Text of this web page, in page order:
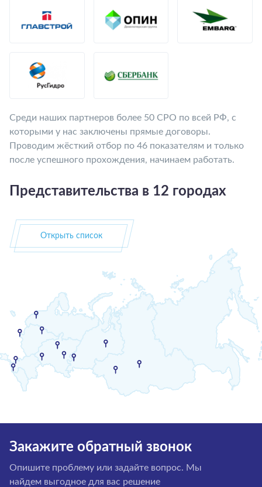
Среди наших партнеров более 50 СРО по всей РФ, с
которыми у нас заключены прямые договоры.
Проводим жёсткий отбор по 46 показателям и только
после успешного прохождения, начинаем работать.
Представительства в 12 городах
Открыть список
Закажите обратный звонок
Опишите проблему или задайте вопрос. Мы
найдем выгодное для вас решение